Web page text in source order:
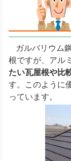
ガルバリウム
根ですが、アル
たい瓦屋根や比
す。このように
っています。